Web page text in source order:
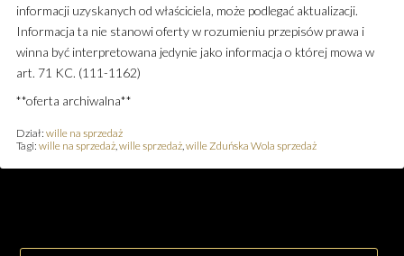
informacji uzyskanych od właściciela, może podlegać aktualizacji.
Informacja ta nie stanowi oferty w rozumieniu przepisów prawa i
winna być interpretowana jedynie jako informacja o której mowa w
art. 71 KC. (111-1162)
**oferta archiwalna**
Dział: wille na sprzedaż
Tagi: wille na sprzedaż, wille sprzedaż, wille Zduńska Wola sprzedaż